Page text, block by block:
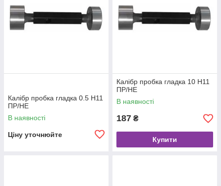
Калібр пробка гладка 0.5 Н11
ПР/НЕ
В наявності
Ціну уточнюйте
Калібр пробка гладка 10 Н11
ПР/НЕ
В наявності
187 ₴
Купити